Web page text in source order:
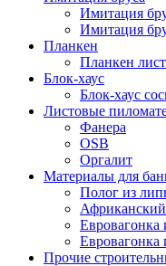
Имитация
Имитация
Планкен
Планкен
Блок-хаус
Блок-хаус
Листовые
Фанера
OSB
Оргалит
Материалы для
Полог из
Евровагонка
Евровагонка
Прочие